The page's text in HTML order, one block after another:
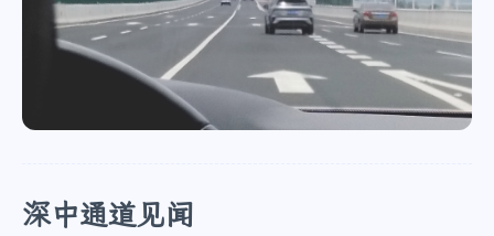
深中通道见闻